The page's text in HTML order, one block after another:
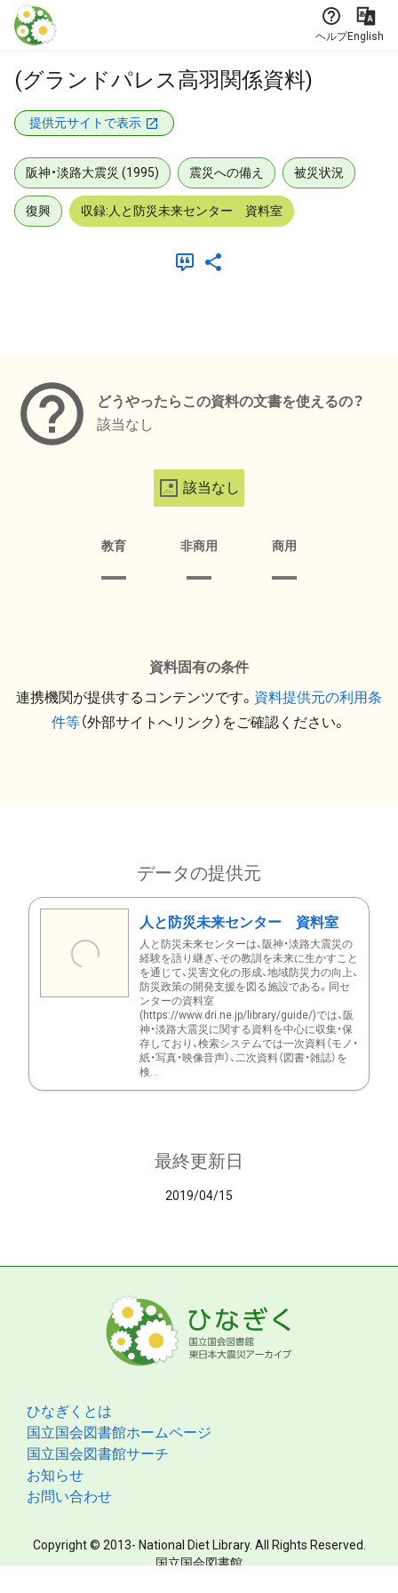
本文に飛ぶ
ヘルプEnglish
(グランドパレス高羽関係資料)
提供元サイトで表示
阪神・淡路大震災 (1995) 震災への備え 被災状況
復興 収録:人と防災未来センター 資料室
どうやったらこの資料の文書を使えるの？
該当なし
該当なし
教育 非商用 商用
資料固有の条件
連携機関が提供するコンテンツです。 資料提供元の利用条
件等（外部サイトへリンク）をご確認ください。
データの提供元
人と防災未来センター 資料室
人と防災未来センターは、阪神・淡路大震災の
経験を語り継ぎ、その教訓を未来に生かすこと
を通じて、災害文化の形成、地域防災力の向上、
防災政策の開発支援を図る施設である。同セ
ンターの資料室
(https://www.dri.ne.jp/library/guide/)では、阪
神・淡路大震災に関する資料を中心に収集・保
存しており、検索システムでは一次資料（モノ・
紙・写真・映像音声）、二次資料（図書・雑誌）を
検...
最終更新日
2019/04/15
ひなぎくとは
国立国会図書館ホームページ
国立国会図書館サーチ
お知らせ
お問い合わせ
Copyright © 2013- National Diet Library. All Rights Reserved.